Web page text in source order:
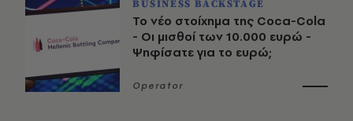
BUSINESS BACKSTAGE
Το νέο στοίχημα της Coca-Cola
- Οι μισθοί των 10.000 ευρώ -
Ψηφίσατε για το ευρώ;
Operator